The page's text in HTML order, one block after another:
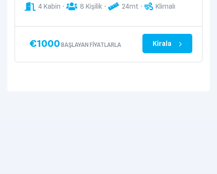
4 Kabin 8 Kişilik 24mt Klimalı
€1000 BAŞLAYAN FIYATLARLA Kirala